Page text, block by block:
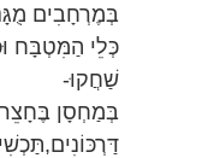
בְּמֶרְחָבִים
כְּלֵי הַמִּטְבָּח
שַׁחֲקוּ-
בְּמַחְסָן